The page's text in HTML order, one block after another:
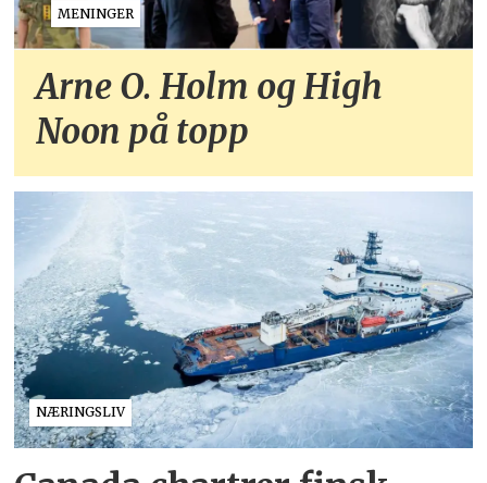
MENINGER
Arne O. Holm og High
Noon på topp
NÆRINGSLIV